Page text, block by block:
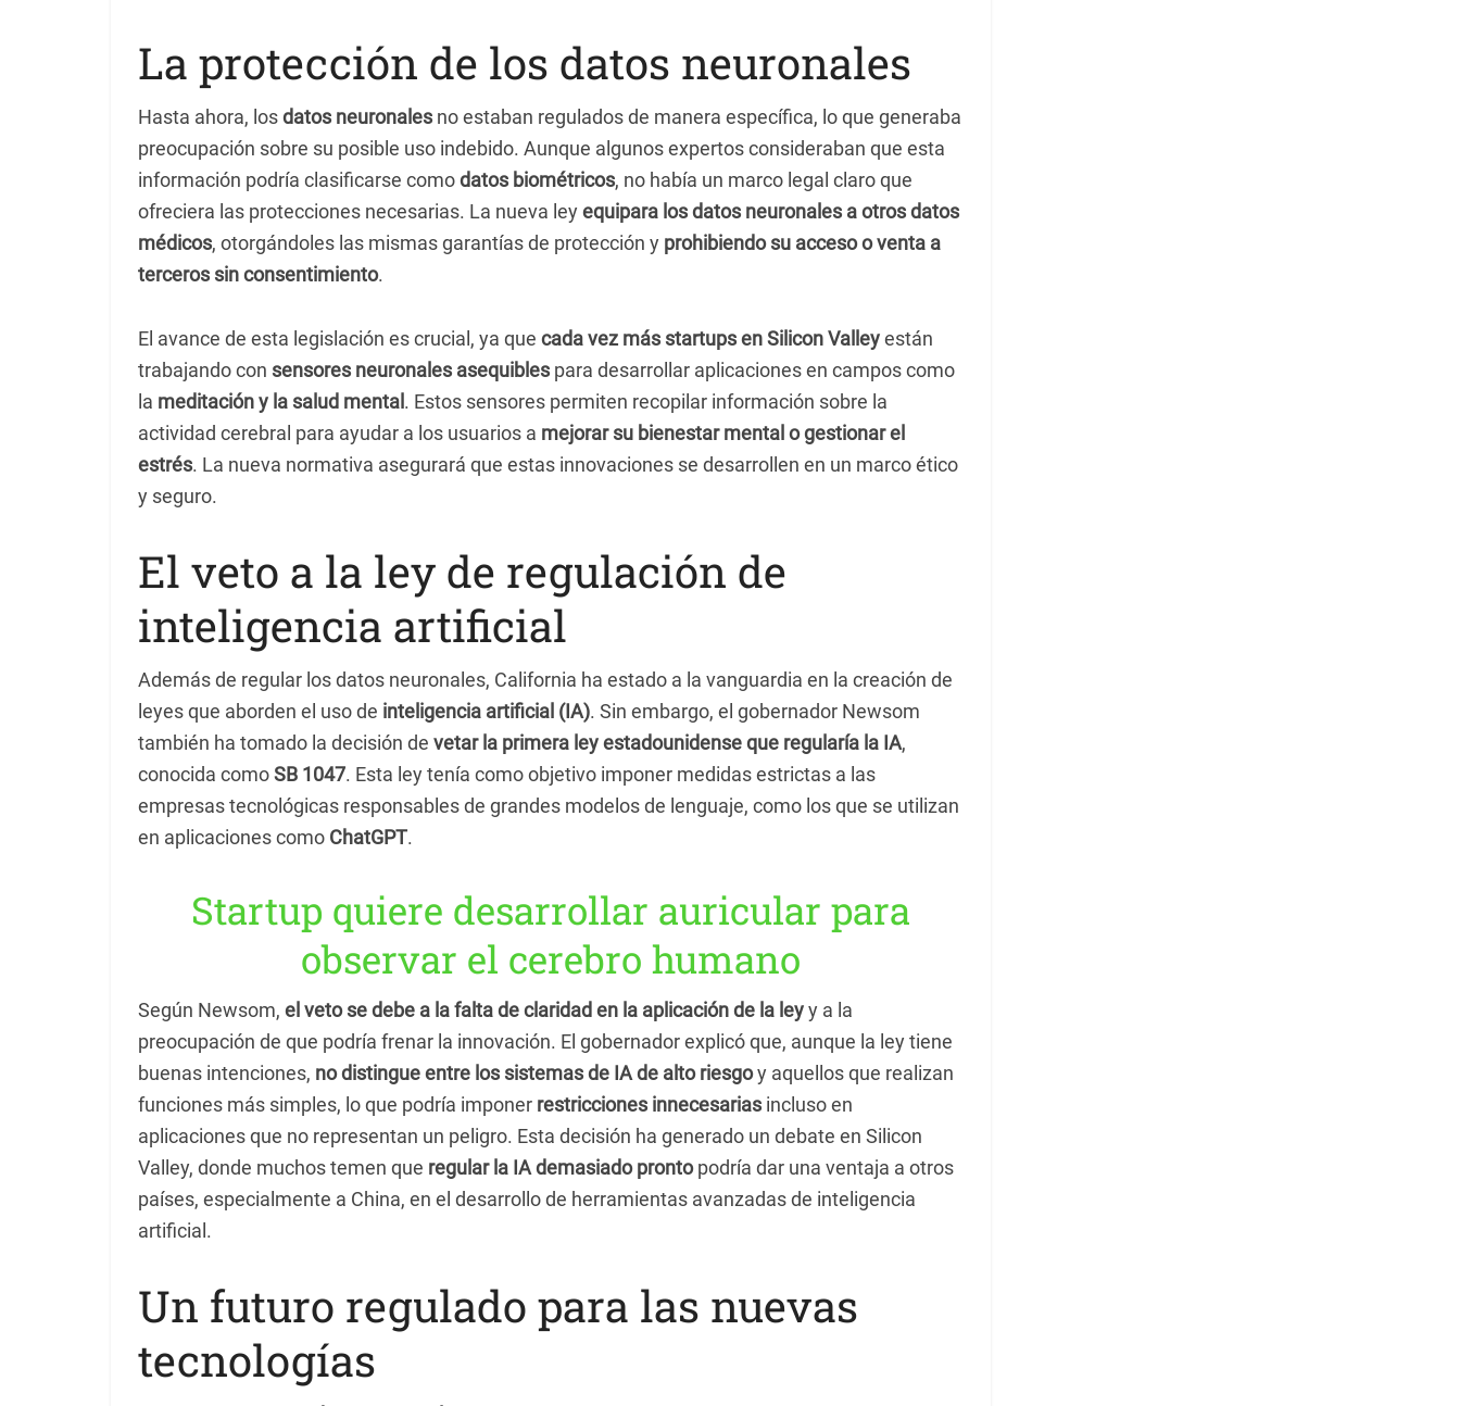
La protección de los datos neuronales
Hasta ahora, losdatos neuronales no estaban regulados de manera específica, lo que generaba
preocupación sobre su posible uso indebido. Aunque algunos expertos consideraban que esta
información podría clasificarse comodatos biométricos, no había un marco legal claro que
ofreciera las protecciones necesarias. La nueva leyequipara los datos neuronales a otros datos
médicos, otorgándoles las mismas garantías de protección y prohibiendo su acceso o venta a
terceros sin consentimiento.
El avance de esta legislación es crucial, ya que cada vez más startups en Silicon Valleyestán
trabajando con sensores neuronales asequibles para desarrollar aplicaciones en campos como
la meditación y la salud mental . Estos sensores permiten recopilar información sobre la
actividad cerebral para ayudar a los usuarios a mejorar su bienestar mental o gestionar el
estrés. La nueva normativa asegurará que estas innovaciones se desarrollen en un marco ético
y seguro.
El veto a la ley de regulación de
inteligencia artificial
Además de regular los datos neuronales, California ha estado a la vanguardia en la creación de
leyes que aborden el uso de inteligencia artificial (IA). Sin embargo, el gobernador Newsom
también ha tomado la decisión de vetar la primera ley estadounidense que regularía la IA,
conocida comoSB 1047. Esta ley tenía como objetivo imponer medidas estrictas a las
empresas tecnológicas responsables de grandes modelos de lenguaje, como los que se utilizan
en aplicaciones como ChatGPT.
Startup quiere desarrollar auricular para
observar el cerebro humano
Según Newsom, el veto se debe a la falta de claridad en la aplicación de la leyy a la
preocupación de que podría frenar la innovación. El gobernador explicó que, aunque la ley tiene
buenas intenciones, no distingue entre los sistemas de IA de alto riesgoy aquellos que realizan
funciones más simples, lo que podría imponer restricciones innecesarias incluso en
aplicaciones que no representan un peligro. Esta decisión ha generado un debate en Silicon
Valley, donde muchos temen que regular la IA demasiado prontopodría dar una ventaja a otros
países, especialmente a China, en el desarrollo de herramientas avanzadas de inteligencia
artificial.
Un futuro regulado para las nuevas
tecnologías